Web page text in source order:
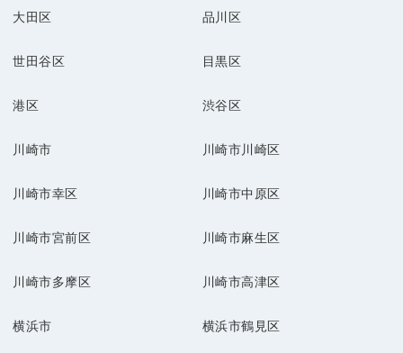
大田区 品川区
世田谷区 目黒区
港区 渋谷区
川崎市 川崎市川崎区
川崎市幸区 川崎市中原区
川崎市宮前区 川崎市麻生区
川崎市多摩区 川崎市高津区
横浜市 横浜市鶴見区